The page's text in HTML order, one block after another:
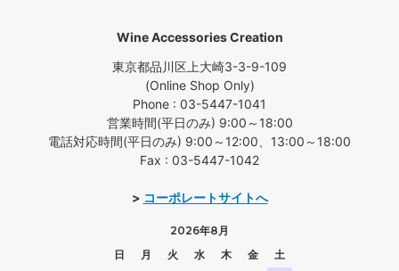
Wine Accessories Creation
東京都品川区上大崎3-3-9-109
(Online Shop Only)
Phone : 03-5447-1041
営業時間(平日のみ) 9:00～18:00
電話対応時間(平日のみ) 9:00～12:00、13:00～18:00
Fax : 03-5447-1042
> コーポレートサイトへ
2026年8月
日
月 火 水 木 金
土